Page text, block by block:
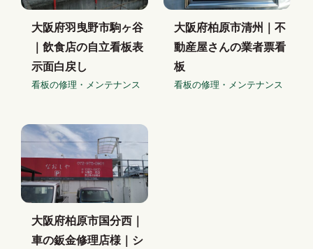
大阪府羽曳野市駒ヶ谷
｜飲食店の自立看板表
示面白戻し
看板の修理・メンテナンス
大阪府柏原市清州｜不
動産屋さんの業者票看
板
看板の修理・メンテナンス
大阪府柏原市国分西｜
車の鈑金修理店様｜シ